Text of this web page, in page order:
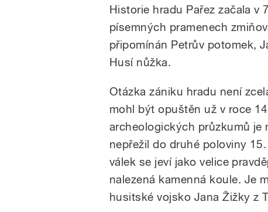
Historie hradu Pařez začala v
písemných pramenech
připomínán Petrův potomek,
Husí nůžka.
Otázka zániku hradu není
mohl být opuštěn už v roce
archeologických průzkumů je
nepřežil do druhé poloviny
válek se jeví jako velice
nalezená kamenná koule. Je
husitské vojsko Jana Žižky z